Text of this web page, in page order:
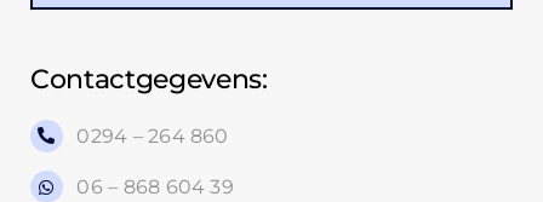
Contactgegevens:
0294 – 264 860
06 – 868 604 39